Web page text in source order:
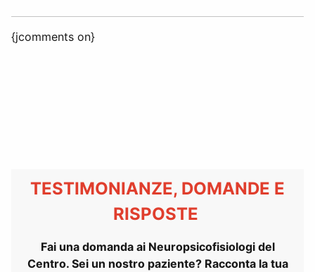
{jcomments on}
TESTIMONIANZE, DOMANDE E
RISPOSTE
Fai una domanda ai Neuropsicofisiologi del
Centro. Sei un nostro paziente? Racconta la tua